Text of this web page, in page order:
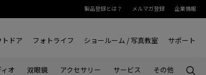
製品登録とは？ メルマガ登録 企業情報
ドア フォトライフ ショールーム / 写真教室 サポート
オ 双眼鏡 アクセサリー サービス その他